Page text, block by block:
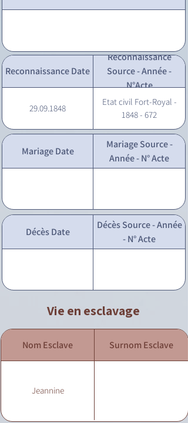
Reconnaissance Date
Reconnaissance
Source - Année -
N°Acte
29.09.1848
Etat civil Fort-Royal -
1848 - 672
Mariage Date
Mariage Source -
Année - N° Acte
Décès Date
Décès Source - Année
- N° Acte
Vie en esclavage
Nom Esclave Surnom Esclave
Jeannine